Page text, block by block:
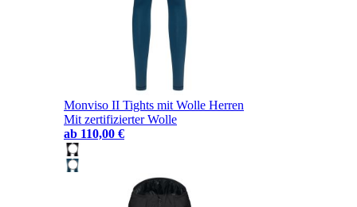
Monviso II Tights mit Wolle Herren
Mit zertifizierter Wolle
ab 110,00 €